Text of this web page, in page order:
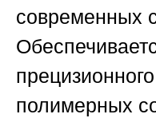
современных
полимерных